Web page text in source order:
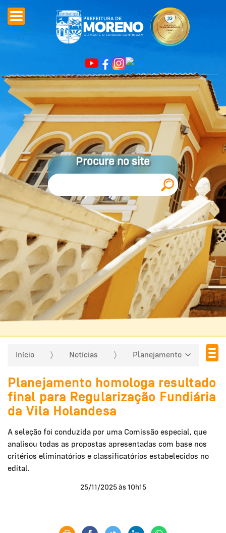
Procure no site
Início Notícias Planejamento
Planejamento homologa resultado
final para Regularização Fundiária
da Vila Holandesa
A seleção foi conduzida por uma Comissão especial, que
analisou todas as propostas apresentadas com base nos
critérios eliminatórios e classificatórios estabelecidos no
edital.
25/11/2025 às 10h15